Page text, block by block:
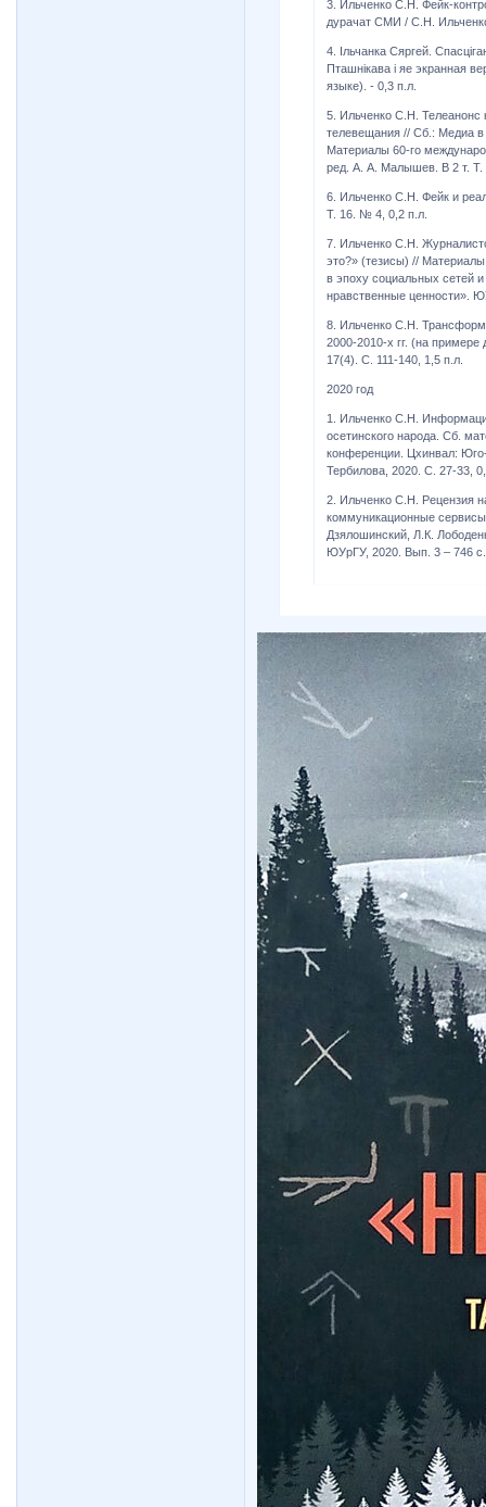
3. Ильченко С.Н. Фейк-
дурачат СМИ / С.Н.
4. Ільчанка Сяргей.
Пташнікава і яе экранная
языке). - 0,3 п.л.
5. Ильченко С.Н. Телеанонс
телевещания // Cб.: Медиа
Материалы 60-го
ред. А. А. Малышев. В 2 т.
6. Ильченко С.Н. Фейк и
Т. 16. № 4, 0,2 п.л.
7. Ильченко С.Н.
это?» (тезисы) //
в эпоху социальных сетей
нравственные ценности».
8. Ильченко С.Н.
2000-2010-х гг. (на
17(4). С. 111-140, 1,5 п.л.
2020 год
1. Ильченко С.Н.
осетинского народа. Сб.
конференции. Цхинвал:
Тербилова, 2020. С. 27-33,
2. Ильченко С.Н. Рецензия
коммуникационные
Дзялошинский, Л.К.
ЮУрГУ, 2020. Вып. 3 – 746 с.